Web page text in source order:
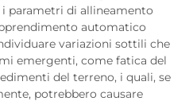
parametri di allineamento
automatico
variazioni sottili che
emergenti, come fatica del
del terreno, i quali, se
potrebbero causare